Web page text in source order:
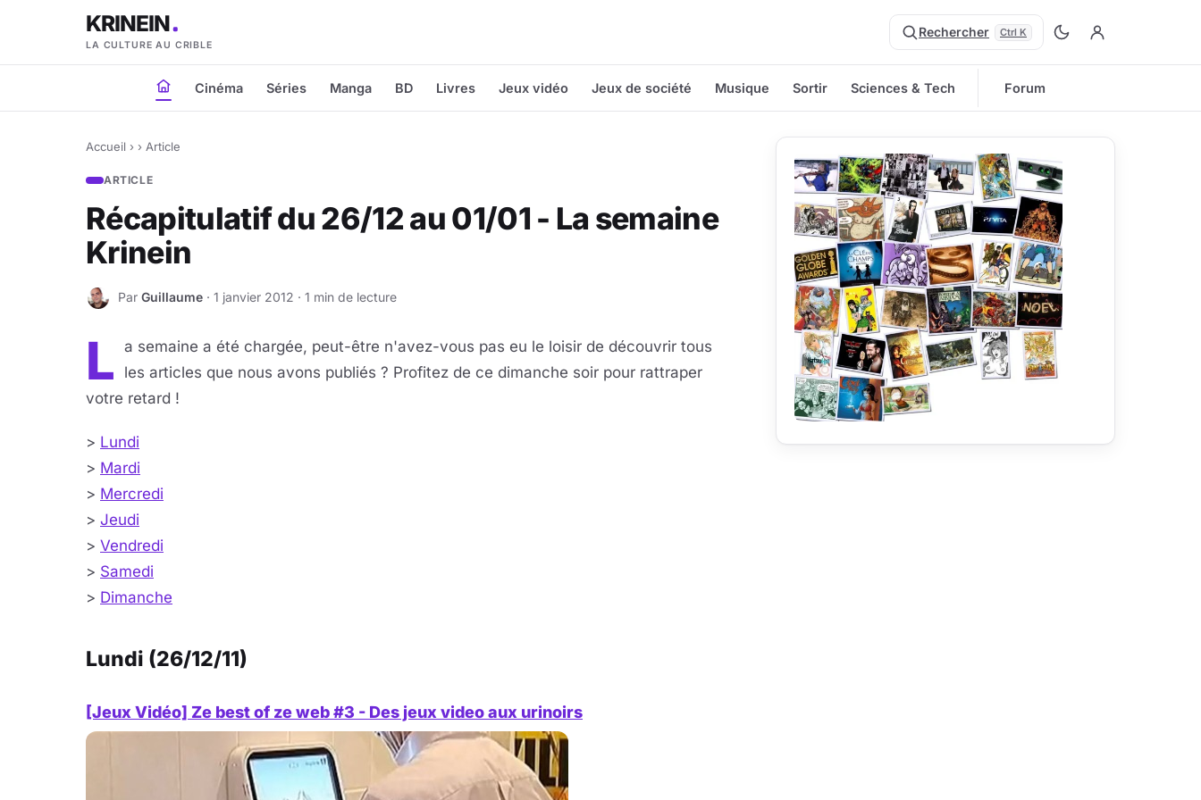
KRINEIN
LA CULTURE AU CRIBLE
Rechercher Ctrl K
Cinéma Séries Manga BD Livres Jeux vidéo Jeux de société Musique Sortir Sciences & Tech Forum
Accueil › › Article
ARTICLE
Récapitulatif du 26/12 au 01/01 - La semaine
Krinein
G Par Guillaume · 1 janvier 2012 · 1 min de lecture
L a semaine a été chargée, peut-être n'avez-vous pas eu le loisir de découvrir tous
les articles que nous avons publiés ? Profitez de ce dimanche soir pour rattraper
votre retard !
> Lundi
> Mardi
> Mercredi
> Jeudi
> Vendredi
> Samedi
> Dimanche
Lundi (26/12/11)
[Jeux Vidéo] Ze best of ze web #3 - Des jeux video aux urinoirs